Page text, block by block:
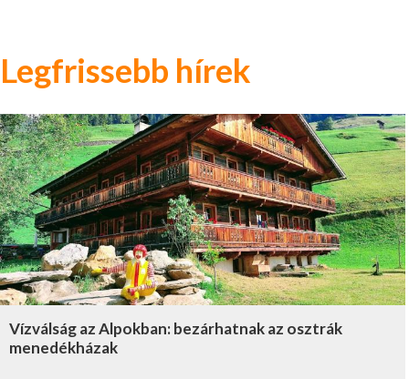
Legfrissebb hírek
Vízválság az Alpokban: bezárhatnak az osztrák
menedékházak